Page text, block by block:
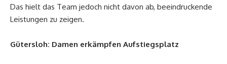
Das hielt das Team jedoch nicht davon ab, beeindruckende
Leistungen zu zeigen.
Gütersloh: Damen erkämpfen Aufstiegsplatz